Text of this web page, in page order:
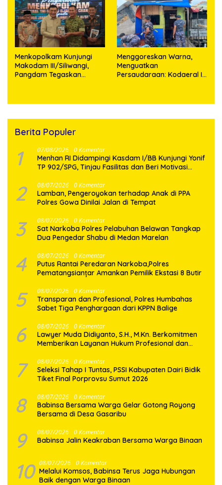
Menkopolkam Kunjungi
Makodam III/Siliwangi,
Pangdam Tegaskan
‎Menggoreskan Warna,
Menguatkan
Persaudaraan: Kodaeral I
Berita Populer
1 07/08/2026 0 Komentar
Menhan RI Didampingi Kasdam I/BB Kunjungi Yonif
TP 902/SPG, Tinjau Fasilitas dan Beri Motivasi
2 08/07/2026 0 Komentar
Lamban, Pengeroyokan terhadap Anak di PPA
Polres Gowa Dinilai Jalan di Tempat
3 08/07/2026 0 Komentar
Sat Narkoba Polres Pelabuhan Belawan Tangkap
Dua Pengedar Shabu di Medan Marelan
4 08/07/2026 0 Komentar
Putus Rantai Peredaran Narkoba,Polres
Pematangsianțar Amankan Pemilik Ekstasi 8 Butir
5 08/07/2026 0 Komentar
Transparan dan Profesional, Polres Humbahas
Sabet Tiga Penghargaan dari KPPN Balige
6 08/07/2026 0 Komentar
Lawyer Muda Didiyanto, S.H., M.Kn. Berkomitmen
Memberikan Layanan Hukum Profesional dan
7 08/07/2026 0 Komentar
Seleksi Tahap I Tuntas, PSSI Kabupaten Dairi Bidik
Tiket Final Porprovsu Sumut 2026
8 08/07/2026 0 Komentar
Babinsa Bersama Warga Gelar Gotong Royong
Bersama di Desa Gasaribu
9 08/07/2026 0 Komentar
Babinsa Jalin Keakraban Bersama Warga Binaan
10 08/07/2026 0 Komentar
Melalui Komsos, Babinsa Terus Jaga Hubungan
Baik dengan Warga Binaan